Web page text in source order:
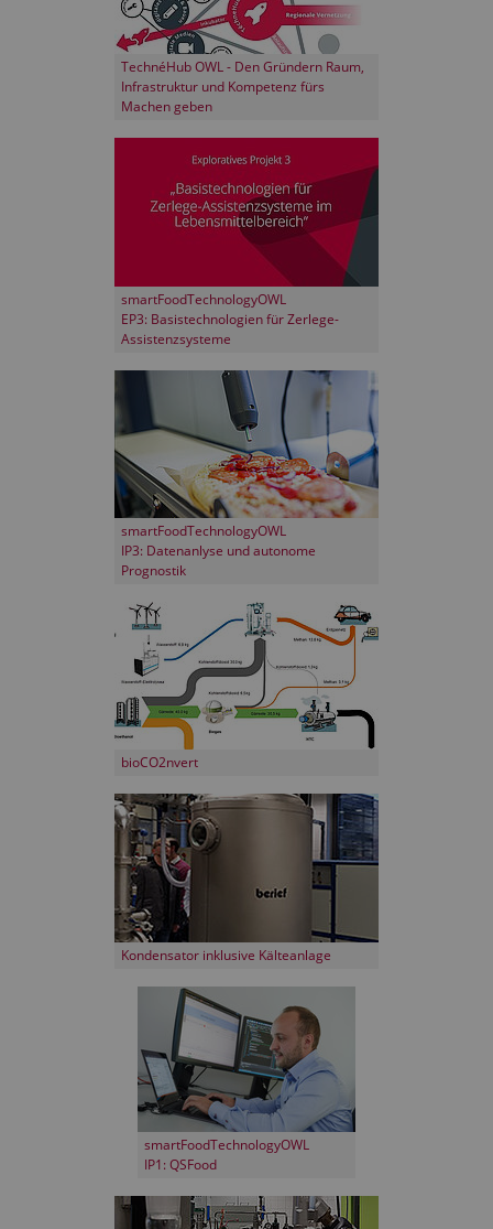
TechnéHub OWL - Den Gründern Raum,
Infrastruktur und Kompetenz fürs
Machen geben
smartFoodTechnologyOWL
EP3: Basistechnologien für Zerlege-
Assistenzsysteme
smartFoodTechnologyOWL
IP3: Datenanlyse und autonome
Prognostik
bioCO2nvert
Kondensator inklusive Kälteanlage
smartFoodTechnologyOWL
IP1: QSFood